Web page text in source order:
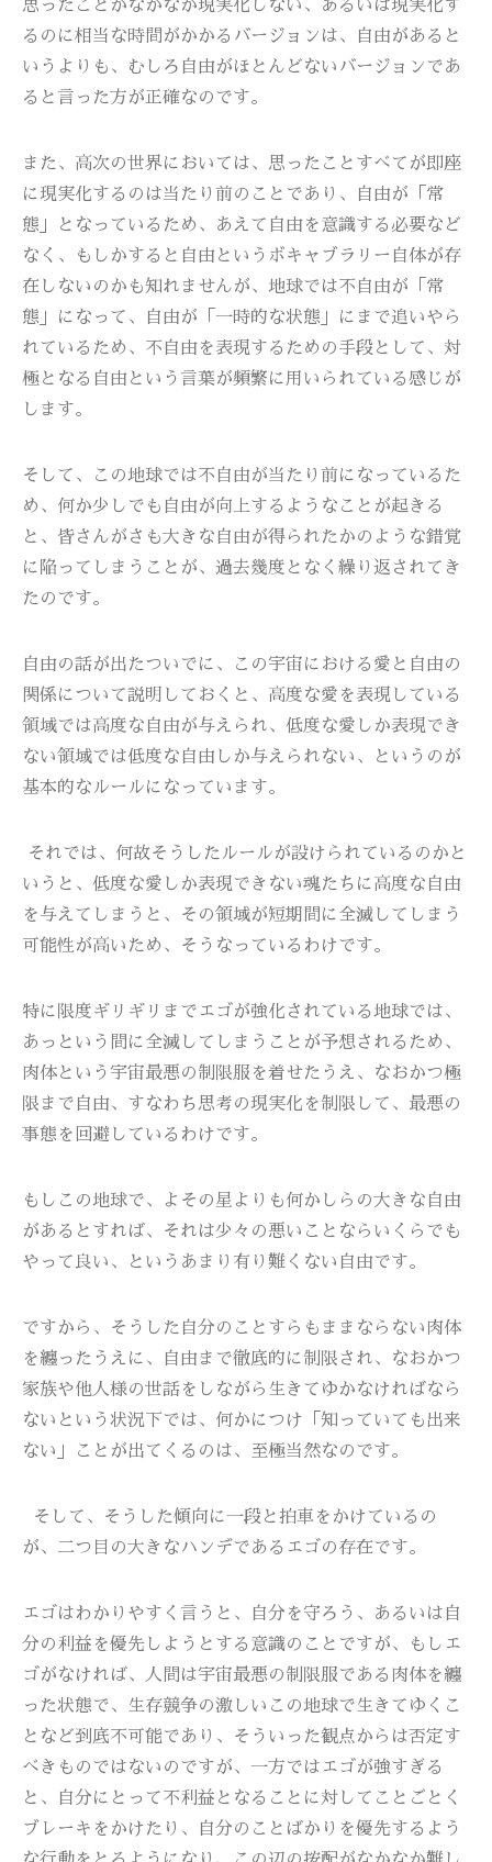
思ったことがなかなか現実化しない、あるいは現実化す
るのに相当な時間がかかるバージョンは、自由があると
いうよりも、むしろ自由がほとんどないバージョンであ
ると言った方が正確なのです。
また、高次の世界においては、思ったことすべてが即座
に現実化するのは当たり前のことであり、自由が「常
態」となっているため、あえて自由を意識する必要など
なく、もしかすると自由というボキャブラリー自体が存
在しないのかも知れませんが、地球では不自由が「常
態」になって、自由が「一時的な状態」にまで追いやら
れているため、不自由を表現するための手段として、対
極となる自由という言葉が頻繁に用いられている感じが
します。
そして、この地球では不自由が当たり前になっているた
め、何か少しでも自由が向上するようなことが起きる
と、皆さんがさも大きな自由が得られたかのような錯覚
に陥ってしまうことが、過去幾度となく繰り返されてき
たのです。
自由の話が出たついでに、この宇宙における愛と自由の
関係について説明しておくと、高度な愛を表現している
領域では高度な自由が与えられ、低度な愛しか表現でき
ない領域では低度な自由しか与えられない、というのが
基本的なルールになっています。
それでは、何故そうしたルールが設けられているのかと
いうと、低度な愛しか表現できない魂たちに高度な自由
を与えてしまうと、その領域が短期間に全滅してしまう
可能性が高いため、そうなっているわけです。
特に限度ギリギリまでエゴが強化されている地球では、
あっという間に全滅してしまうことが予想されるため、
肉体という宇宙最悪の制限服を着せたうえ、なおかつ極
限まで自由、すなわち思考の現実化を制限して、最悪の
事態を回避しているわけです。
もしこの地球で、よその星よりも何かしらの大きな自由
があるとすれば、それは少々の悪いことならいくらでも
やって良い、というあまり有り難くない自由です。
ですから、そうした自分のことすらもままならない肉体
を纏ったうえに、自由まで徹底的に制限され、なおかつ
家族や他人様の世話をしながら生きてゆかなければなら
ないという状況下では、何かにつけ「知っていても出来
ない」ことが出てくるのは、至極当然なのです。
そして、そうした傾向に一段と拍車をかけているの
が、二つ目の大きなハンデであるエゴの存在です。
エゴはわかりやすく言うと、自分を守ろう、あるいは自
分の利益を優先しようとする意識のことですが、もしエ
ゴがなければ、人間は宇宙最悪の制限服である肉体を纏
った状態で、生存競争の激しいこの地球で生きてゆくこ
となど到底不可能であり、そういった観点からは否定す
べきものではないのですが、一方ではエゴが強すぎる
と、自分にとって不利益となることに対してことごとく
ブレーキをかけたり、自分のことばかりを優先するよう